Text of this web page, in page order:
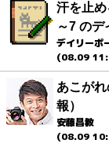
汗を止
～7 のデ
デイリーポ
(08.09
あこが
報）
安藤昌教
(08.09